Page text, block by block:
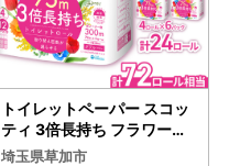
トイレットペーパー スコッ
ティ 3倍長持ち フラワーパ
ック 4ロール×6P
埼玉県草加市